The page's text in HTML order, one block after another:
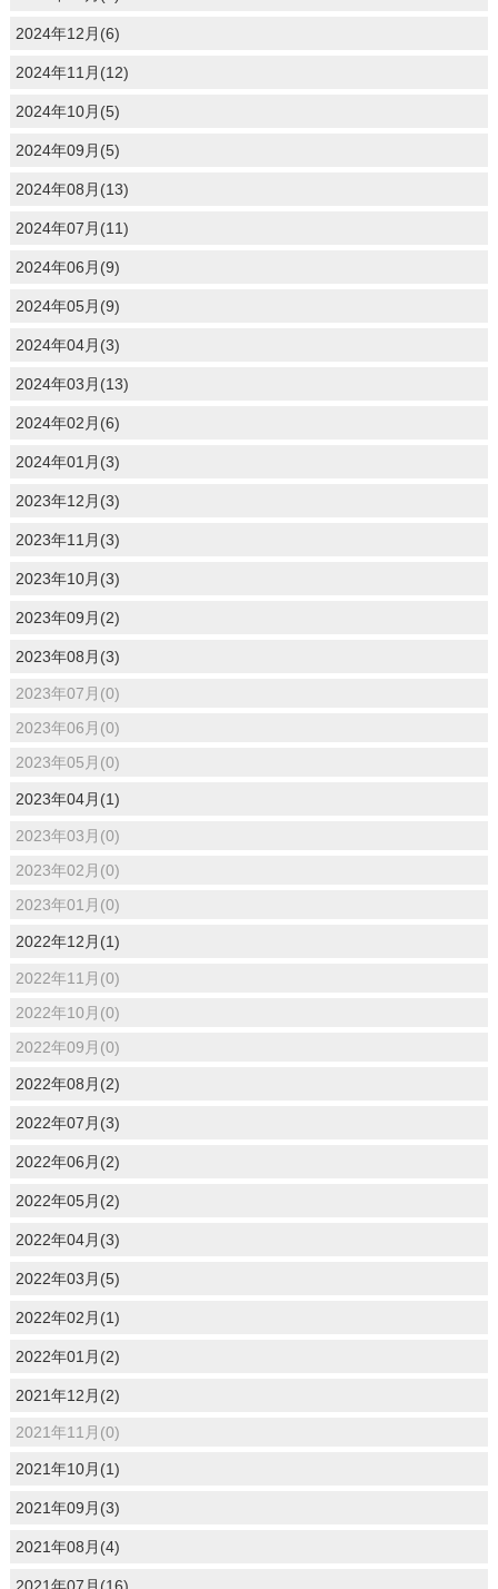
2024年12月(6)
2024年11月(12)
2024年10月(5)
2024年09月(5)
2024年08月(13)
2024年07月(11)
2024年06月(9)
2024年05月(9)
2024年04月(3)
2024年03月(13)
2024年02月(6)
2024年01月(3)
2023年12月(3)
2023年11月(3)
2023年10月(3)
2023年09月(2)
2023年08月(3)
2023年07月(0)
2023年06月(0)
2023年05月(0)
2023年04月(1)
2023年03月(0)
2023年02月(0)
2023年01月(0)
2022年12月(1)
2022年11月(0)
2022年10月(0)
2022年09月(0)
2022年08月(2)
2022年07月(3)
2022年06月(2)
2022年05月(2)
2022年04月(3)
2022年03月(5)
2022年02月(1)
2022年01月(2)
2021年12月(2)
2021年11月(0)
2021年10月(1)
2021年09月(3)
2021年08月(4)